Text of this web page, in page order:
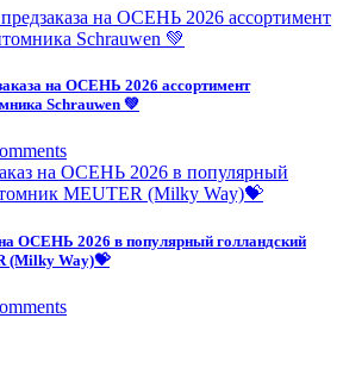
на ОСЕНЬ 2026 ассортимент
Schrauwen 💚
ОСЕНЬ 2026 в популярный голландский
(Milky Way)💝